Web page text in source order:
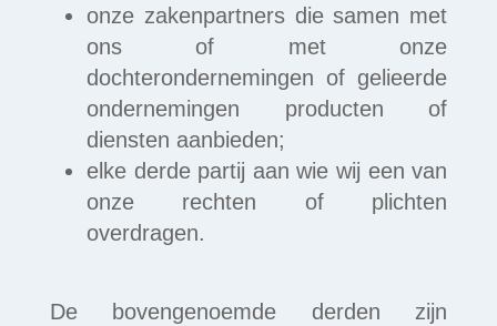
onze zakenpartners die samen met
ons of met onze
dochterondernemingen of gelieerde
ondernemingen producten of
diensten aanbieden;
elke derde partij aan wie wij een van
onze rechten of plichten
overdragen.
De bovengenoemde derden zijn